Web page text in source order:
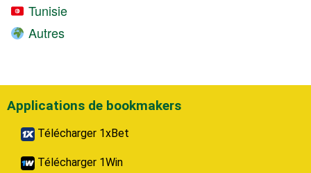
Tunisie
Autres
Applications de bookmakers
Télécharger 1xBet
Télécharger 1Win